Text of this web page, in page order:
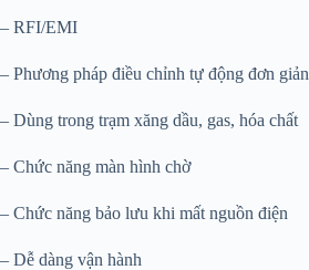
– RFI/EMI
– Phương pháp điều chỉnh tự động đơn giản
– Dùng trong trạm xăng dầu, gas, hóa chất
– Chức năng màn hình chờ
– Chức năng bảo lưu khi mất nguồn điện
– Dễ dàng vận hành